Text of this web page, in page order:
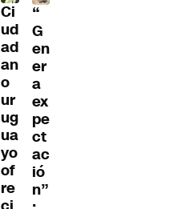
Ci
ud
ad
an
o
ur
ug
ua
yo
of
re
“
G
en
er
a
ex
pe
ct
ac
ió
n”